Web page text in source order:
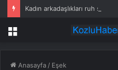
Kadın arkadaşlıkları ruh
Menü
Anasayfa / Eşek